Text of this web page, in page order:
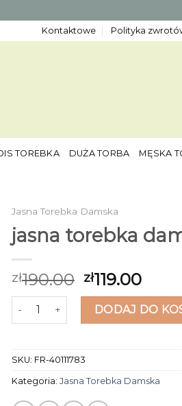
Kontaktowe Polityka
TOREBKA DUŻA TORBA MĘSKA
Jasna Torebka Damska
jasna torebka
zł190.00 zł119.00
ilość jasna torebka damska
DODAJ DO
SKU: FR-40111783
Kategoria: Jasna Torebka Damska